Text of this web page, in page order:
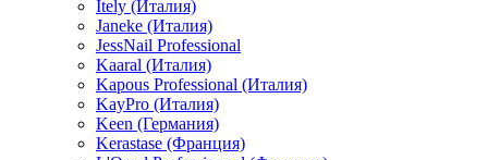
Itely (Италия)
Janeke (Италия)
JessNail Professional
Kaaral (Италия)
Kapous Professional (Италия)
KayPro (Италия)
Keen (Германия)
Kerastase (Франция)